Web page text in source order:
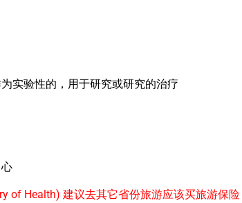
实验性的，用于研究或研究的治疗
of Health) 建议去其它省份旅游应该买旅游保险